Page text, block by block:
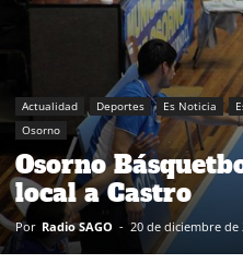
Actualidad Deportes Es Noticia
Osorno
Osorno
local a Castro
Por Radio SAGO - 20 de diciembre de